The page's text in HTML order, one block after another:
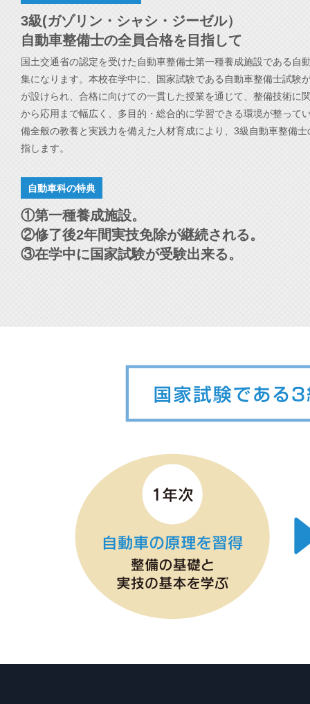
3級(ガゾリン・シャシ・ジーゼル）
自動車整備士の全員合格を目指して
国土交通省の認定を受けた自動車整備士第一種養成施設である自
集になります。本校在学中に、国家試験である自動車整備士試験
が設けられ、合格に向けての一貫した授業を通じて、整備技術に
から応用まで幅広く、多目的・総合的に学習できる環境が整って
備全般の教養と実践力を備えた人材育成により、3級自動車整備
指します。
自動車科の特典
①第一種養成施設。
②修了後2年間実技免除が継続される。
③在学中に国家試験が受験出来る。